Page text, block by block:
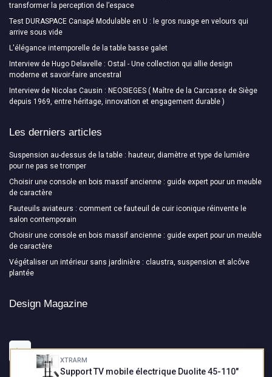
XTRARM
Support TV mobile électrique Duolite 45-110"
transformer la perception de l’espace
Test DURASPACE Canapé Modulable en U : le gros nuage en velours qui
arrive sous vide
L'élégance intemporelle de la table basse galet
Interview de Hugo Delavelle : Ostal - Une collection qui allie design
moderne et savoir-faire ancestral
Interview de Nicolas Causin : NEOSIEGES ( Maître de la Carcasse de Siège
depuis 1969, entre héritage, innovation et engagement durable )
Les derniers articles
Suspension au-dessus de la table : hauteur, diamètre et type de lumière
pour ne pas se tromper
Choisir une console en bois massif ancienne : guide expert pour un meuble
de caractère
Fauteuils aviateurs : comment ce fauteuil de cuir iconique réinvente le
salon contemporain
Choisir une console en bois massif ancienne : guide expert pour un meuble
de caractère
Végétaliser un intérieur sans jardinière : claustra, suspension et alcôve
plantée
Design Magazine